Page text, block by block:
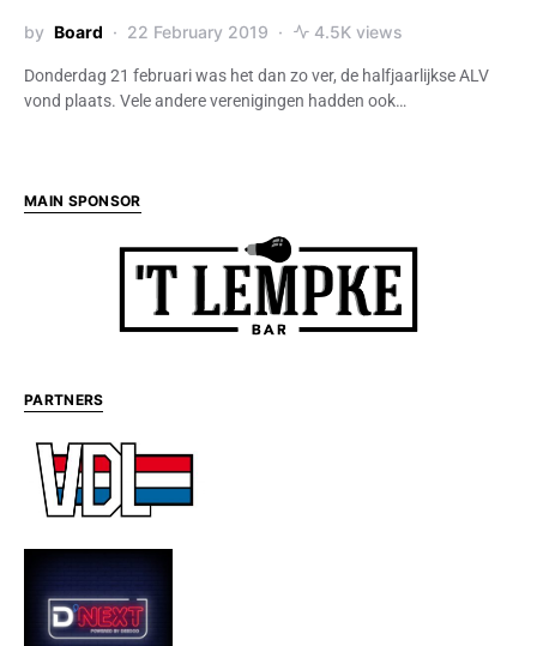
by Board 22 February 2019 4.5K views
Donderdag 21 februari was het dan zo ver, de halfjaarlijkse ALV
vond plaats. Vele andere verenigingen hadden ook…
MAIN SPONSOR
PARTNERS